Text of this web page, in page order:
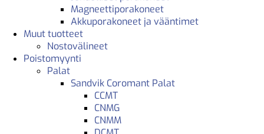
Magneettiporakoneet
Akkuporakoneet ja vääntimet
Muut tuotteet
Nostovälineet
Poistomyynti
Palat
Sandvik Coromant Palat
CCMT
CNMG
CNMM